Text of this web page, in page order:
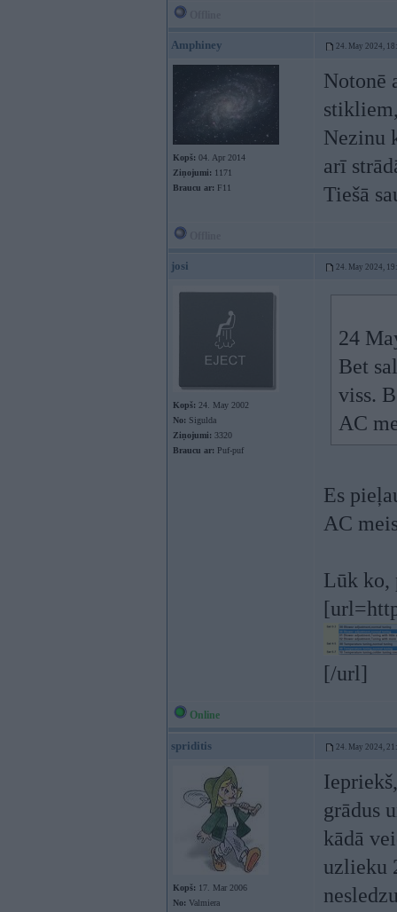
Amphiney 24. May 2024,
Kopš: 04. Apr 2014
Ziņojumi: 1171
Braucu ar: F11
Notonē
Nezinu
arī
Tiešā
josi 24. May 2024,
Kopš: 24. May 2002
No: Sigulda
Ziņojumi: 3320
Braucu ar: Puf-puf
24
Bet
viss.
AC
Es
AC
Lūk ko,
[/url]
Online
spriditis 24. May 2024,
Kopš: 17. Mar 2006
No: Valmiera
grādus
kādā
uzlieku